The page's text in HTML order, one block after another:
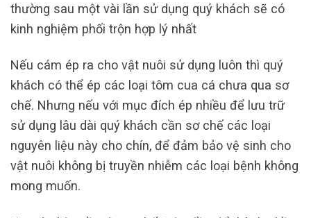
thường sau một vài lần sử dụng quý khách sẽ có
kinh nghiệm phối trộn hợp lý nhất
Nếu cám ép ra cho vật nuôi sử dụng luôn thì quý
khách có thể ép các loại tôm cua cá chưa qua sơ
chế. Nhưng nếu với mục đích ép nhiều để lưu trữ
sử dụng lâu dài quý khách cần sơ chế các loại
nguyên liệu này cho chín, để đảm bảo vệ sinh cho
vật nuôi không bị truyền nhiễm các loại bệnh không
mong muốn.